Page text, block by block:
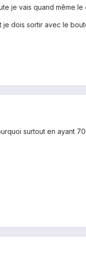
je vais quand même
dois sortir avec le
surtout en ayant